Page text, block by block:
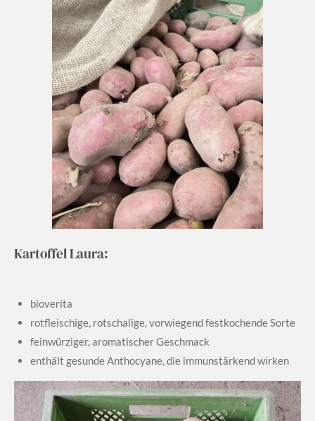
Kartoffel Laura:
bioverita
rotfleischige, rotschalige, vorwiegend festkochende Sorte
feinwürziger, aromatischer Geschmack
enthält gesunde Anthocyane, die immunstärkend wirken